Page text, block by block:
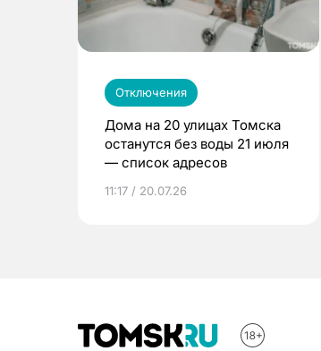
Отключения
Дома на 20 улицах Томска
останутся без воды 21 июля
— список адресов
11:17 / 20.07.26